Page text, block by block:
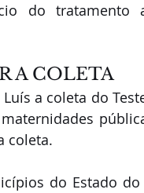
do tratamento
A COLETA
a coleta do
coleta.
do Estado